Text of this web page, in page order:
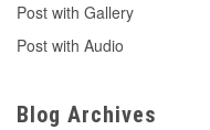
Post with Gallery
Post with Audio
Blog Archives